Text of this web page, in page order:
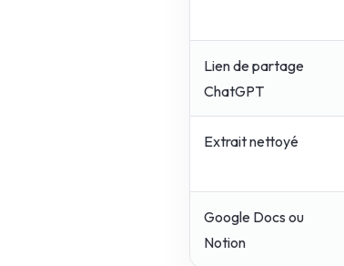
Lien de partage
ChatGPT
Extrait nettoyé
Google Docs ou
Notion